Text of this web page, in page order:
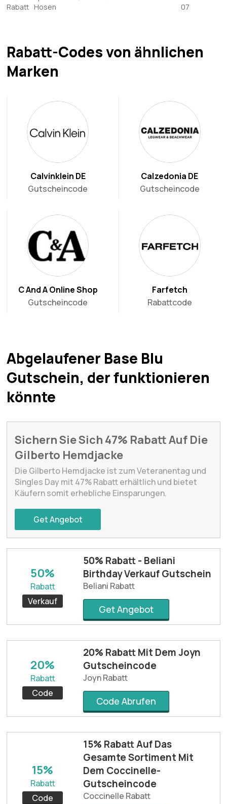
Rabatt Hosen
07
Rabatt-Codes von ähnlichen
Marken
Calvinklein DE
Gutscheincode
Calzedonia DE
Gutscheincode
C And A Online Shop
Gutscheincode
Farfetch
Rabattcode
Abgelaufener Base Blu
Gutschein, der funktionieren
könnte
Sichern Sie Sich 47% Rabatt Auf Die
Gilberto Hemdjacke
Die Gilberto Hemdjacke ist zum Veteranentag und
Singles Day mit 47% Rabatt erhältlich und bietet
Käufern somit erhebliche Einsparungen.
Get Angebot
50%
Rabatt
Verkauf
50% Rabatt - Beliani
Birthday Verkauf Gutschein
Beliani Rabatt
Get Angebot
20%
Rabatt
Code
20% Rabatt Mit Dem Joyn
Gutscheincode
Joyn Rabatt
Code Abrufen
15%
Rabatt
Code
15% Rabatt Auf Das
Gesamte Sortiment Mit
Dem Coccinelle-
Gutscheincode
Coccinelle Rabatt